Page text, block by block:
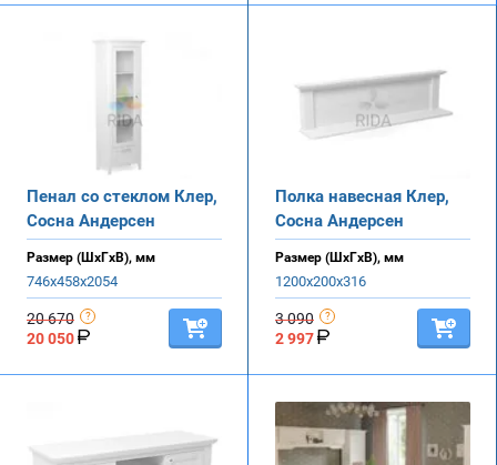
Пенал со стеклом Клер,
Сосна Андерсен
Размер (ШхГхВ), мм
746х458х2054
20 670
20 050
Полка навесная Клер,
Сосна Андерсен
Размер (ШхГхВ), мм
1200х200х316
3 090
2 997